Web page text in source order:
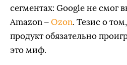
сегментах: Google не смог
Amazon –Ozon. Тезис о
продукт обязательно
это миф.